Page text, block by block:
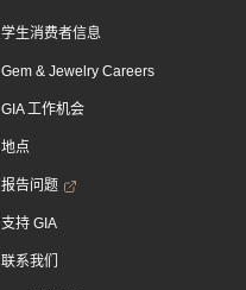
学生消费者信息
Gem & Jewelry Careers
GIA 工作机会
地点
报告问题
支持 GIA
联系我们